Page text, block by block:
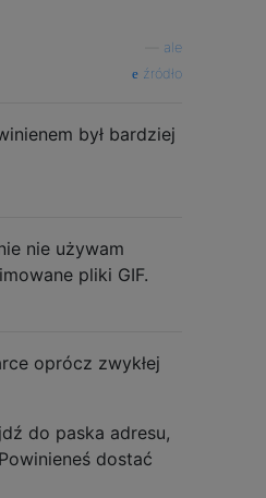
ale
źródło
był bardziej
nie używam
pliki GIF.
oprócz zwykłej
do paska adresu,
dostać